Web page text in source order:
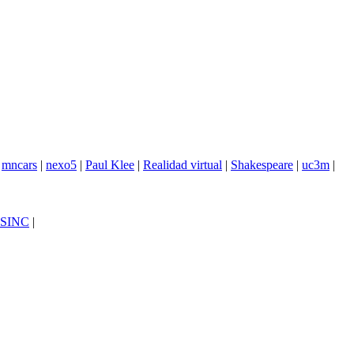
mncars | nexo5 | Paul Klee | Realidad virtual | Shakespeare | uc3m |
SINC |